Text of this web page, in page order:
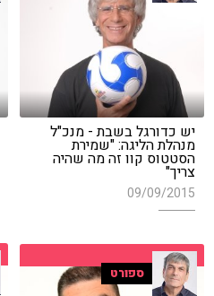
יש כדורגל בשבת - מנכ"ל
מנהלת הליגה: "שמירת
הסטטוס קוו זה מה שהיה
צריך"
09/09/2015
ספורט